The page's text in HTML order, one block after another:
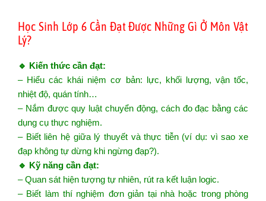
Học Sinh Lớp 6 Cần Đạt Được Những Gì Ở Môn Vật
Lý?
🔹 Kiến thức cần đạt:
– Hiểu các khái niệm cơ bản: lực, khối lượng, vận tốc,
nhiệt độ, quán tính…
– Nắm được quy luật chuyển động, cách đo đạc bằng các
dụng cụ thực nghiệm.
– Biết liên hệ giữa lý thuyết và thực tiễn (ví dụ: vì sao xe
đạp không tự dừng khi ngừng đạp?).
🔹 Kỹ năng cần đạt:
– Quan sát hiện tượng tự nhiên, rút ra kết luận logic.
– Biết làm thí nghiệm đơn giản tại nhà hoặc trong phòng